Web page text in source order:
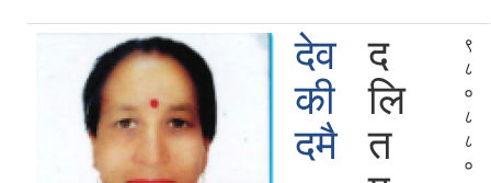
देव
की
दमै
द
लि
त
९
८
०
८
८
०